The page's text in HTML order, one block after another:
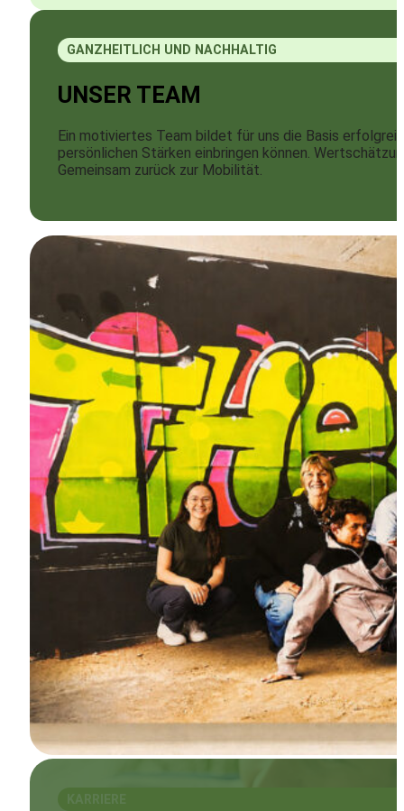
GANZHEITLICH UND NACHHALTIG
UNSER TEAM
Ein motiviertes Team bildet für uns die Basis
persönlichen Stärken einbringen können.
Gemeinsam zurück zur Mobilität.
KARRIERE